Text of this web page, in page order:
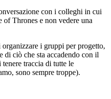
con i colleghi in cui
of Thrones e non vedere una
i gruppi per progetto,
di ciò che sta accadendo con il
traccia di tutte le
sono sempre troppe).